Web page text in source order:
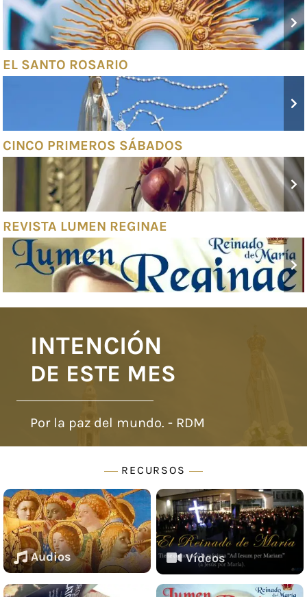
EL SANTO ROSARIO
CINCO PRIMEROS SÁBADOS
REVISTA LUMEN REGINAE
INTENCIÓN
DE ESTE MES
Por la paz del mundo. - RDM
RECURSOS
Audios Vídeos